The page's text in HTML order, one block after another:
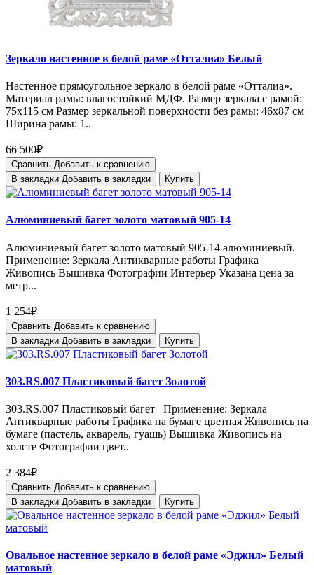
Зеркало настенное в белой раме «Отталиа» Белый
Настенное прямоугольное зеркало в белой раме «Отталиа».
Материал рамы: влагостойкий МДФ. Размер зеркала с рамой:
75х115 см Размер зеркальной поверхности без рамы: 46х87 см
Ширина рамы: 1..
66 500₽
Сравнить Добавить к сравнению
В закладки Добавить в закладки Купить
Алюминиевый багет золото матовый 905-14
Алюминиевый багет золото матовый 905-14 алюминиевый.
Применение: Зеркала Антикварные работы Графика
Живопись Вышивка Фотографии Интерьер Указана цена за
метр...
1 254₽
Сравнить Добавить к сравнению
В закладки Добавить в закладки Купить
303.RS.007 Пластиковый багет Золотой
303.RS.007 Пластиковый багет Применение: Зеркала
Антикварные работы Графика на бумаге цветная Живопись на
бумаге (пастель, акварель, гуашь) Вышивка Живопись на
холсте Фотографии цвет..
2 384₽
Сравнить Добавить к сравнению
В закладки Добавить в закладки Купить
Овальное настенное зеркало в белой раме «Эджил» Белый
матовый